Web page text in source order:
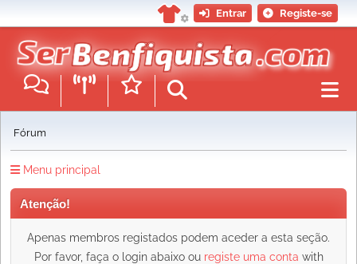
Entrar Registe-se
Fórum
Menu principal
Atenção!
Apenas membros registados podem aceder a esta seção.
Por favor, faça o login abaixo ou registe uma conta with